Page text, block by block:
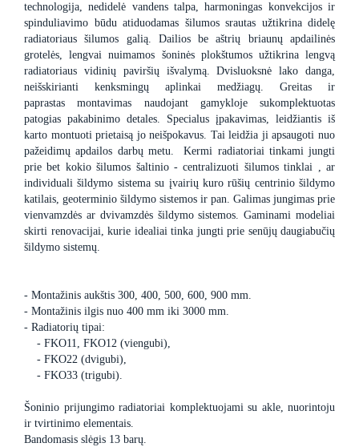
technologija, nedidelė vandens talpa, harmoningas konvekcijos ir
spinduliavimo būdu atiduodamas šilumos srautas užtikrina didelę
radiatoriaus šilumos galią. Dailios be aštrių briaunų apdailinės
grotelės, lengvai nuimamos šoninės plokštumos užtikrina lengvą
radiatoriaus vidinių paviršių išvalymą. Dvisluoksnė lako danga,
neišskirianti kenksmingų aplinkai medžiagų. Greitas ir
paprastas montavimas naudojant gamykloje sukomplektuotas
patogias pakabinimo detales. Specialus įpakavimas, leidžiantis iš
karto montuoti prietaisą jo neišpokavus. Tai leidžia ji apsaugoti nuo
pažeidimų apdailos darbų metu. Kermi radiatoriai tinkami jungti
prie bet kokio šilumos šaltinio - centralizuoti šilumos tinklai , ar
individuali šildymo sistema su įvairių kuro rūšių centrinio šildymo
katilais, geoterminio šildymo sistemos ir pan. Galimas jungimas prie
vienvamzdės ar dvivamzdės šildymo sistemos. Gaminami modeliai
skirti renovacijai, kurie idealiai tinka jungti prie senūjų daugiabučių
šildymo sistemų.
- Montažinis aukštis 300, 400, 500, 600, 900 mm.
- Montažinis ilgis nuo 400 mm iki 3000 mm.
- Radiatorių tipai:
- FKO11, FKO12 (viengubi),
- FKO22 (dvigubi),
- FKO33 (trigubi).
Šoninio prijungimo radiatoriai komplektuojami su akle, nuorintoju
ir tvirtinimo elementais.
Bandomasis slėgis 13 barų.